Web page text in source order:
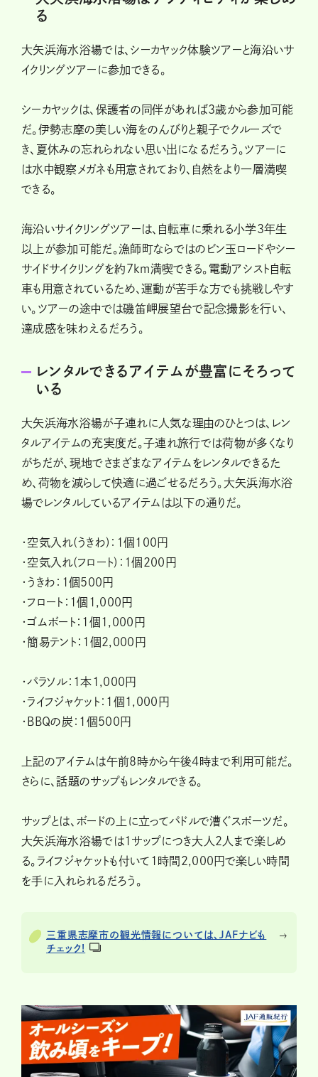
る
大矢浜海水浴場では、シーカヤック体験ツアーと海沿いサ
イクリングツアーに参加できる。
シーカヤックは、保護者の同伴があれば3歳から参加可能
だ。伊勢志摩の美しい海をのんびりと親子でクルーズで
き、夏休みの忘れられない思い出になるだろう。ツアーに
は水中観察メガネも用意されており、自然をより一層満喫
できる。
海沿いサイクリングツアーは、自転車に乗れる小学3年生
以上が参加可能だ。漁師町ならではのビン玉ロードやシー
サイドサイクリングを約7km満喫できる。電動アシスト自転
車も用意されているため、運動が苦手な方でも挑戦しやす
い。ツアーの途中では磯笛岬展望台で記念撮影を行い、
達成感を味わえるだろう。
レンタルできるアイテムが豊富にそろって
いる
大矢浜海水浴場が子連れに人気な理由のひとつは、レン
タルアイテムの充実度だ。子連れ旅行では荷物が多くなり
がちだが、現地でさまざまなアイテムをレンタルできるた
め、荷物を減らして快適に過ごせるだろう。大矢浜海水浴
場でレンタルしているアイテムは以下の通りだ。
・空気入れ(うきわ)：1個100円
・空気入れ(フロート)：1個200円
・うきわ：1個500円
・フロート：1個1,000円
・ゴムボート：1個1,000円
・簡易テント：1個2,000円
・パラソル：1本1,000円
・ライフジャケット：1個1,000円
・BBQの炭：1個500円
上記のアイテムは午前8時から午後4時まで利用可能だ。
さらに、話題のサップもレンタルできる。
サップとは、ボードの上に立ってパドルで漕ぐスポーツだ。
大矢浜海水浴場では1サップにつき大人2人まで楽しめ
る。ライフジャケットも付いて1時間2,000円で楽しい時間
を手に入れられるだろう。
三重県志摩市の観光情報については、JAFナビも
チェック!